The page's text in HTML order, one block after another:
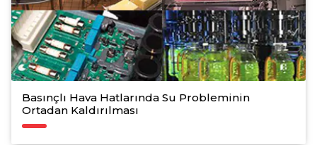
Basınçlı Hava Hatlarında Su Probleminin
Ortadan Kaldırılması